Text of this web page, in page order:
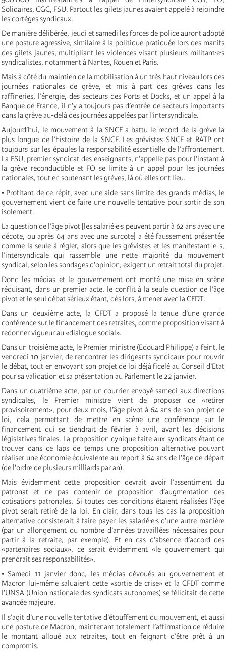
Solidaires, CGC, FSU. Partout les gilets jaunes avaient appelé à rejoindre
les cortèges syndicaux.
De manière délibérée, jeudi et samedi les forces de police auront adopté
une posture agressive, similaire à la politique pratiquée lors des manifs
des gilets jaunes, multipliant les violences visant plusieurs militant·e·s
syndicalistes, notamment à Nantes, Rouen et Paris.
Mais à côté du maintien de la mobilisation à un très haut niveau lors des
journées nationales de grève, et mis à part des grèves dans les
raffineries, l’énergie, des secteurs des Ports et Docks, et un appel à la
Banque de France, il n’y a toujours pas d’entrée de secteurs importants
dans la grève au-delà des journées appelées par l’intersyndicale.
Aujourd’hui, le mouvement à la SNCF a battu le record de la grève la
plus longue de l’histoire de la SNCF. Les grévistes SNCF et RATP ont
toujours sur les épaules la responsabilité essentielle de l’affrontement.
La FSU, premier syndicat des enseignants, n’appelle pas pour l’instant à
la grève reconductible et FO se limite à un appel pour les journées
nationales, tout en soutenant les grèves, là où elles ont lieu.
• Profitant de ce répit, avec une aide sans limite des grands médias, le
gouvernement vient de faire une nouvelle tentative pour sortir de son
isolement.
La question de l’âge pivot [les salarié·e·s peuvent partir à 62 ans avec une
décote, ou après 64 ans avec une surcote] a été faussement présentée
comme la seule à régler, alors que les grévistes et les manifestant-e-s,
l’intersyndicale qui rassemble une nette majorité du mouvement
syndical, selon les sondages d’opinion, exigent un retrait total du projet.
Donc les médias et le gouvernement ont monté une mise en scène
réduisant, dans un premier acte, le conflit à la seule question de l’âge
pivot et le seul débat sérieux étant, dès lors, à mener avec la CFDT.
Dans un deuxième acte, la CFDT a proposé la tenue d’une grande
conférence sur le financement des retraites, comme proposition visant à
redonner vigueur au «dialogue social».
Dans un troisième acte, le Premier ministre (Edouard Philippe) a feint, le
vendredi 10 janvier, de rencontrer les dirigeants syndicaux pour rouvrir
le débat, tout en envoyant son projet de loi déjà ficelé au Conseil d’Etat
pour sa validation et sa présentation au Parlement le 22 janvier.
Dans un quatrième acte, par un courrier envoyé samedi aux directions
syndicales, le Premier ministre vient de proposer de «retirer
provisoirement», pour deux mois, l’âge pivot à 64 ans de son projet de
loi, cela permettant de mettre en scène une conférence sur le
financement qui se tiendrait de février à avril, avant les décisions
législatives finales. La proposition cynique faite aux syndicats étant de
trouver dans ce laps de temps une proposition alternative pouvant
réaliser une économie équivalente au report à 64 ans de l’âge de départ
(de l’ordre de plusieurs milliards par an).
Mais évidemment cette proposition devrait avoir l’assentiment du
patronat et ne pas contenir de proposition d’augmentation des
cotisations patronales. Si toutes ces conditions étaient réalisées l’âge
pivot serait retiré de la loi. En clair, dans tous les cas la proposition
alternative consisterait à faire payer les salarié·e·s d’une autre manière
(par un allongement du nombre d’années travaillées nécessaires pour
partir à la retraite, par exemple). Et en cas d’absence d’accord des
«partenaires sociaux», ce serait évidemment «le gouvernement qui
prendrait ses responsabilités».
• Samedi 11 janvier donc, les médias dévoués au gouvernement et
Macron lui-même saluaient cette «sortie de crise» et la CFDT comme
l’UNSA (Union nationale des syndicats autonomes) se félicitait de cette
avancée majeure.
Il s’agit d’une nouvelle tentative d’étouffement du mouvement, et aussi
une posture de Macron, maintenant totalement l’affirmation de réduire
le montant alloué aux retraites, tout en feignant d’être prêt à un
compromis.